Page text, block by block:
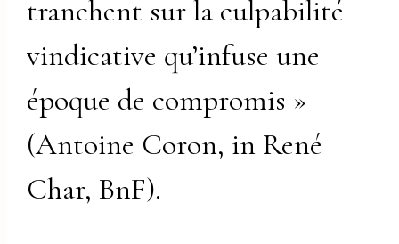
tranchent sur la culpabilité
vindicative qu’infuse une
époque de compromis »
(Antoine Coron, in René
Char, BnF).